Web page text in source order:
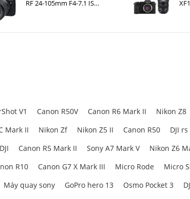
RF 24-105mm F4-7.1 IS
V1 Canon R50V Canon R6 Mark II Nikon Z8
Mark II Nikon Zf Nikon Z5 II Canon R50 DJI rs
Canon R5 Mark II Sony A7 Mark V Nikon Z6
R10 Canon G7 X Mark III Micro Rode Micro
Máy quay sony GoPro hero 13 Osmo Pocket 3